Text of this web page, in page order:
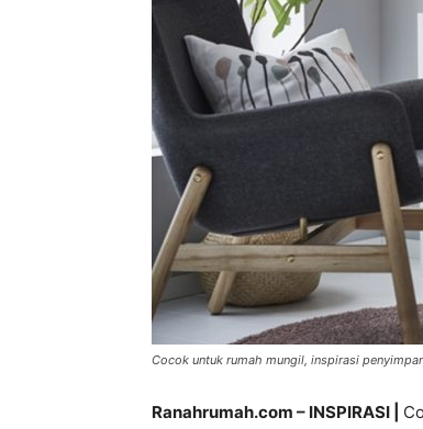
Cocok untuk rumah mungil, inspirasi
Ranahrumah.com – INSPIRASI |